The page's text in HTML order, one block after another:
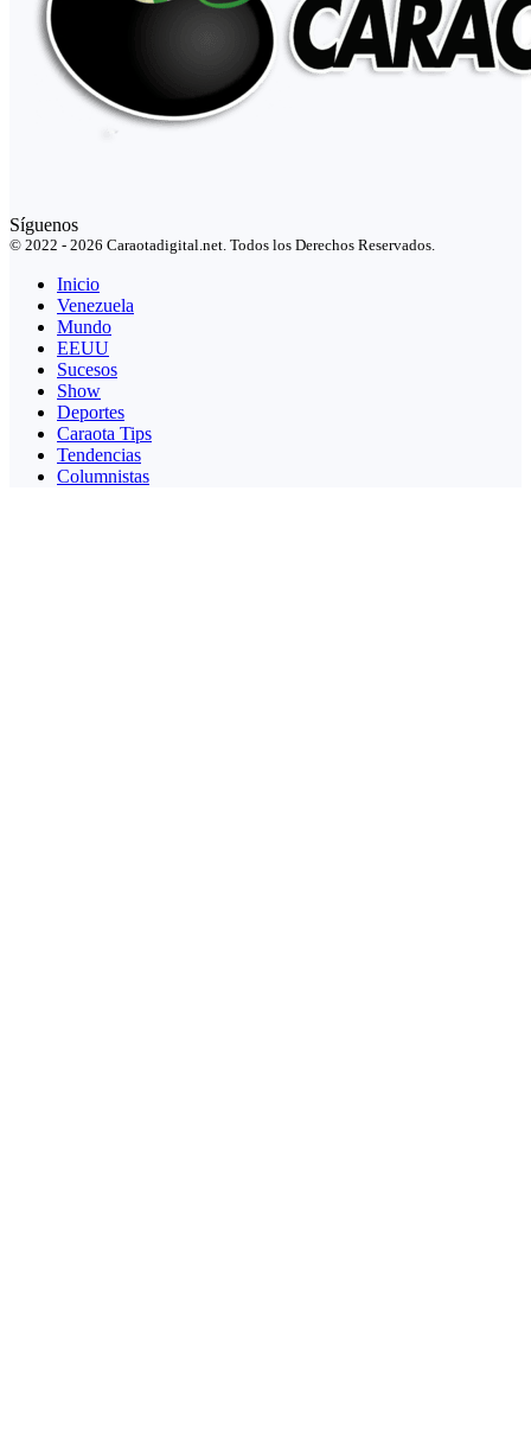
Síguenos
© 2022 - 2026 Caraotadigital.net. Todos los Derechos Reservados.
Inicio
Venezuela
Mundo
EEUU
Sucesos
Show
Deportes
Caraota Tips
Tendencias
Columnistas